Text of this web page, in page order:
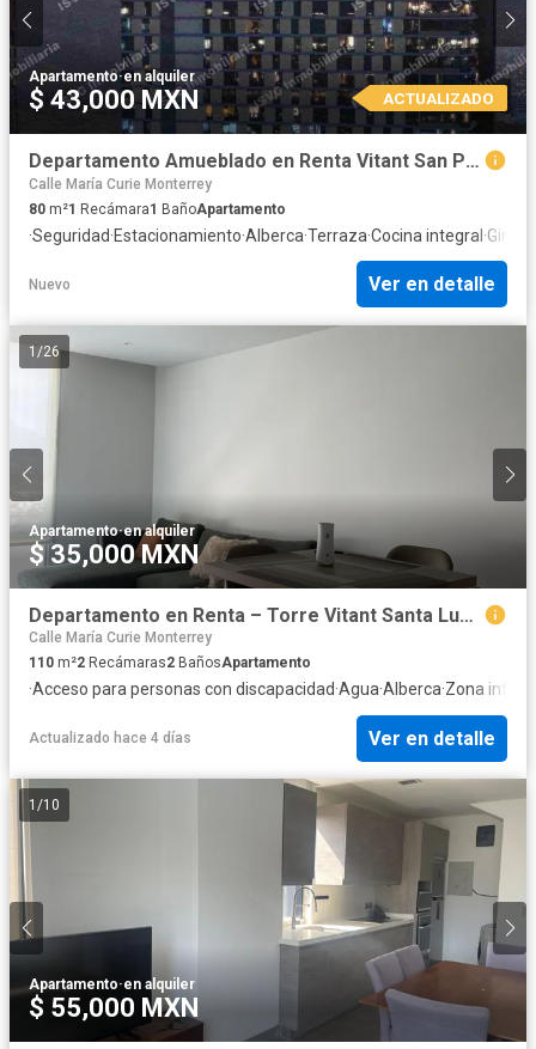
Apartamento·en alquiler
$ 43,000 MXN ACTUALIZADO
Departamento Amueblado en Renta Vitant San Pedro
Calle María Curie Monterrey
80 m²1 Recámara1 BañoApartamento
·Seguridad·Estacionamiento·Alberca·Terraza·Cocina integral ·
Nuevo Ver en detalle
1 /26
Apartamento·en alquiler
$ 35,000 MXN
Departamento en Renta – Torre Vitant Santa Lucía | Monterrey
Calle María Curie Monterrey
110 m²2 Recámaras2 BañosApartamento
·Acceso para personas con discapacidad·Agua·Alberca·Zona
Actualizado hace 4 días Ver en detalle
1 /10
Apartamento·en alquiler
$ 55,000 MXN